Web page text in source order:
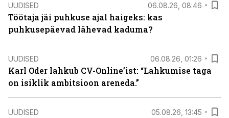
UUDISED 06.08.26, 08:46
Töötaja jäi puhkuse ajal haigeks: kas
puhkusepäevad lähevad kaduma?
UUDISED 06.08.26, 01:26
Karl Oder lahkub CV-Online’ist: “Lahkumise taga
on isiklik ambitsioon areneda.”
UUDISED 05.08.26, 13:45